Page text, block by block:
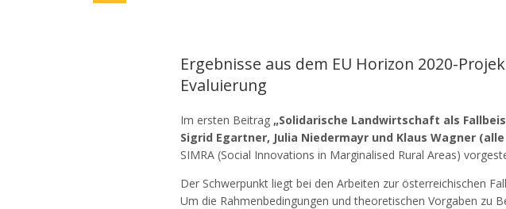
Ergebnisse aus dem EU Horizon 2020-
Evaluierung
Im ersten Beitrag „Solidarische Landwirtschaft als
Sigrid Egartner, Julia Niedermayr und Klaus Wagner (alle
SIMRA (Social Innovations in Marginalised Rural Areas)
Der Schwerpunkt liegt bei den Arbeiten zur österreichischen
Um die Rahmenbedingungen und theoretischen Vorgaben zu